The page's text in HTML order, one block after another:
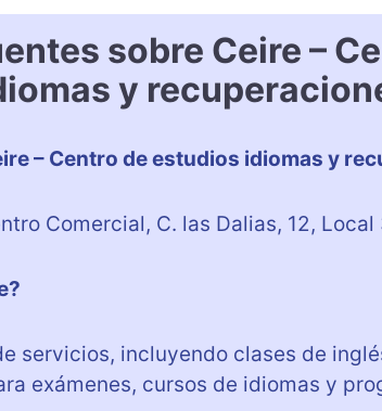
sobre Ceire –
y
– Centro de estudios idiomas y
Comercial, C. las Dalias, 12, Local
servicios, incluyendo clases de
exámenes, cursos de idiomas y